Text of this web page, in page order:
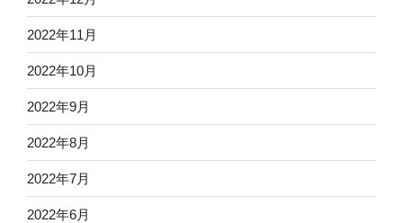
2022年11月
2022年10月
2022年9月
2022年8月
2022年7月
2022年6月